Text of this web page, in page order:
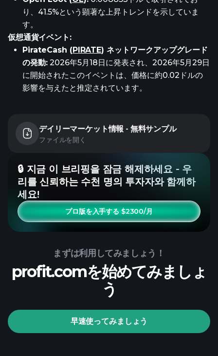
り、41.5%という顕著な上昇トレンドを示していま
す。
仮想通貨イベント:
PirateCash (PIRATE) ネットワークアップグレード
の発動: 2026年5月18日に発表され、2026年5月29日
に開始されたこのイベントは、価格に約0.02ドルの
影響を与えたと推定されています。
デイリーマーケット情報 - 無料サンプル
ファイルを開く
🔒 지금 이 브리핑을 잠금 해제하세요 - 우
리를 신뢰하는 수천 명의 투자자와 함께하
세요!
プロ版を入手する $2300/月
まずは利用してみましょう！
profit.comを始めてみましょ
う
早速使ってみましょう